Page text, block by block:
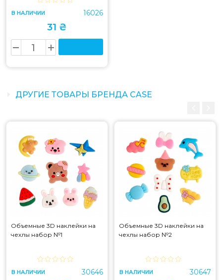
В НАЛИЧИИ 16026
31 ₴
ДРУГИЕ ТОВАРЫ БРЕНДА CASE
Объемные 3D наклейки на
чехлы набор №1
В НАЛИЧИИ 30646
Объемные 3D наклейки на
чехлы набор №2
В НАЛИЧИИ 30647